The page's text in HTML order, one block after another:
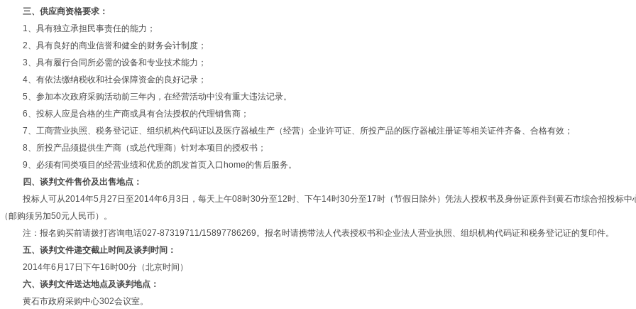
三、供应商资格要求：
1、具有独立承担民事责任的能力；
2、具有良好的商业信誉和健全的财务会计制度；
3、具有履行合同所必需的设备和专业技术能力；
4、有依法缴纳税收和社会保障资金的良好记录；
5、参加本次政府采购活动前三年内，在经营活动中没有重大违法记录。
6、投标人应是合格的生产商或具有合法授权的代理销售商；
7、工商营业执照、税务登记证、组织机构代码证以及医疗器械生产（经营）企业许可证、所投产品的医疗器械注册证等相关证件齐备、合格有效；
8、所投产品须提供生产商（或总代理商）针对本项目的授权书；
9、必须有同类项目的经营业绩和优质的凯发首页入口home的售后服务。
四、谈判文件售价及出售地点：
投标人可从2014年5 月 27 日至2014年6 月 3 日，每天上午08时30分至12时、下午14时30分至17时（节假日除外）凭法人授权书及身份证原件到黄石市综合招投标
（邮购须另加50元人民币）。
注：报名购买前请拨打咨询电话027-87319711/15897786269。报名时请携带法人代表授权书和企业法人营业执照、组织机构代码证和税务登记证的复印件。
五、谈判文件递交截止时间及谈判时间：
2014年6 月 17 日 下午16时00分（北京时间）
六、谈判文件送达地点及谈判地点：
黄石市政府采购中心302会议室。